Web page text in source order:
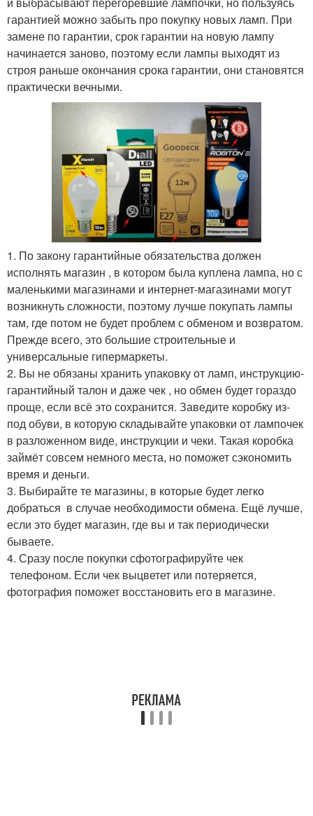
гарантией можно забыть про покупку новых ламп. При
замене по гарантии, срок гарантии на новую лампу
начинается заново, поэтому если лампы выходят из
строя раньше окончания срока гарантии, они становятся
практически вечными.
1. По закону гарантийные обязательства должен
исполнять магазин , в котором была куплена лампа, но с
маленькими магазинами и интернет-магазинами могут
возникнуть сложности, поэтому лучше покупать лампы
там, где потом не будет проблем с обменом и возвратом.
Прежде всего, это большие строительные и
универсальные гипермаркеты.
2. Вы не обязаны хранить упаковку от ламп, инструкцию-
гарантийный талон и даже чек , но обмен будет гораздо
проще, если всё это сохранится. Заведите коробку из-
под обуви, в которую складывайте упаковки от лампочек
в разложенном виде, инструкции и чеки. Такая коробка
займёт совсем немного места, но поможет сэкономить
время и деньги.
3. Выбирайте те магазины, в которые будет легко
добраться в случае необходимости обмена. Ещё лучше,
если это будет магазин, где вы и так периодически
бываете.
4. Сразу после покупки сфотографируйте чек
телефоном. Если чек выцветет или потеряется,
фотография поможет восстановить его в магазине.